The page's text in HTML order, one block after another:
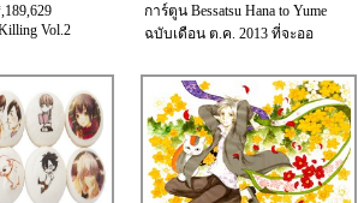
Vol.2
การ์ตูน Bessatsu Hana to Yume
ฉบับเดือน ต.ค. 2013 ที่จะออ